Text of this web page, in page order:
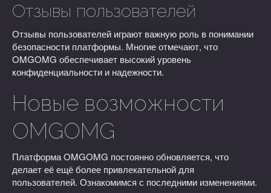
Отзывы пользователей
Отзывы пользователей играют важную роль в понимании
безопасности платформы. Многие отмечают, что
OMGOMG обеспечивает высокий уровень
конфиденциальности и надежности.
Новые возможности
OMGOMG
Платформа OMGOMG постоянно обновляется, что
делает её ещё более привлекательной для
пользователей. Ознакомимся с последними изменениями.